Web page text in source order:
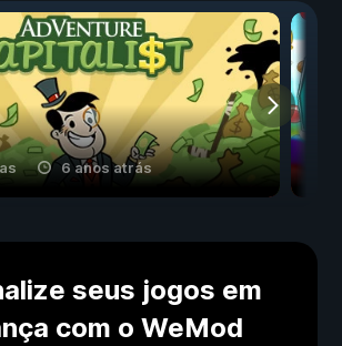
6 anos atrás
seus jogos em
com o WeMod